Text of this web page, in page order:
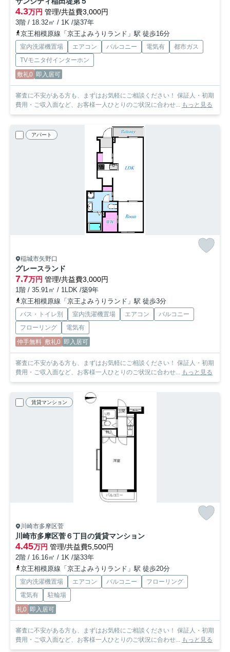
4.3万円 管理/共益費3,000円
3階 / 18.32㎡ / 1K /築37年
京王相模原線「京王よみうりランド」駅 徒歩16分
室内洗濯機置場 エアコン バルコニー 電気有
都市ガス
TVモニタ付インターホン
敷礼0 即入居可
審査に不安がある方も、まずはお気軽にご相談ください！ 保証人・初期
費用・ご収入面など、お客様一人ひとりのご状況に合わせ... もっと見る
アパート
稲城市矢野口
グレースランド
7.7万円 管理/共益費3,000円
1階 / 35.91㎡ / 1LDK /築9年
京王相模原線「京王よみうりランド」駅 徒歩3分
バス・トイレ別 室内洗濯機置場 エアコン
バルコニー
フローリング
電気有
仲手無料 敷礼0 即入居可
審査に不安がある方も、まずはお気軽にご相談ください！ 保証人・初期
費用・ご収入面など、お客様一人ひとりのご状況に合わせ... もっと見る
賃貸マンション
川崎市多摩区菅
川崎市多摩区菅６丁目の賃貸マンション
4.45万円 管理/共益費5,500円
2階 / 16.16㎡ / 1K /築33年
京王相模原線「京王よみうりランド」駅 徒歩20分
室内洗濯機置場 エアコン バルコニー
フローリング
電気有
駐輪場
礼0 即入居可
審査に不安がある方も、まずはお気軽にご相談ください！ 保証人・初期
費用・ご収入面など、お客様一人ひとりのご状況に合わせ... もっと見る